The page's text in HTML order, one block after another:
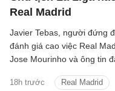
Real Madrid
18h trước Real Madrid
Javier Tebas, người đứng
đánh giá cao việc Real
Jose Mourinho và ông tin